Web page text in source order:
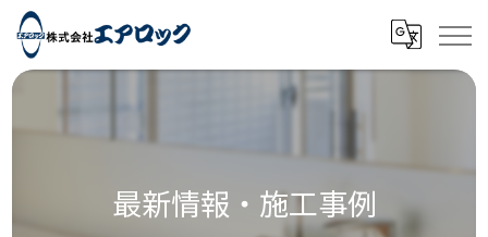
最新情報・施工事例